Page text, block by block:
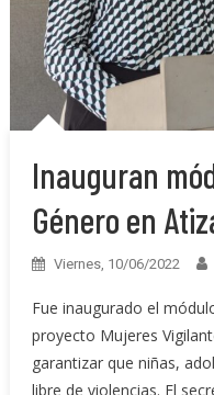
Inauguran
Género en
Viernes, 10/06/2022
Fue inaugurado el
proyecto Mujeres
garantizar que niñas,
libre de violencias. El